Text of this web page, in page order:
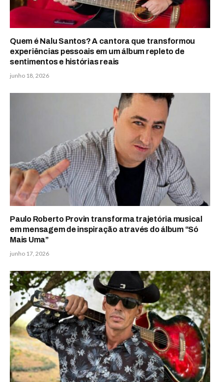
Quem é Nalu Santos? A cantora que transformou
experiências pessoais em um álbum repleto de
sentimentos e histórias reais
junho 18, 2026
Paulo Roberto Provin transforma trajetória musical
em mensagem de inspiração através do álbum “Só
Mais Uma”
junho 17, 2026